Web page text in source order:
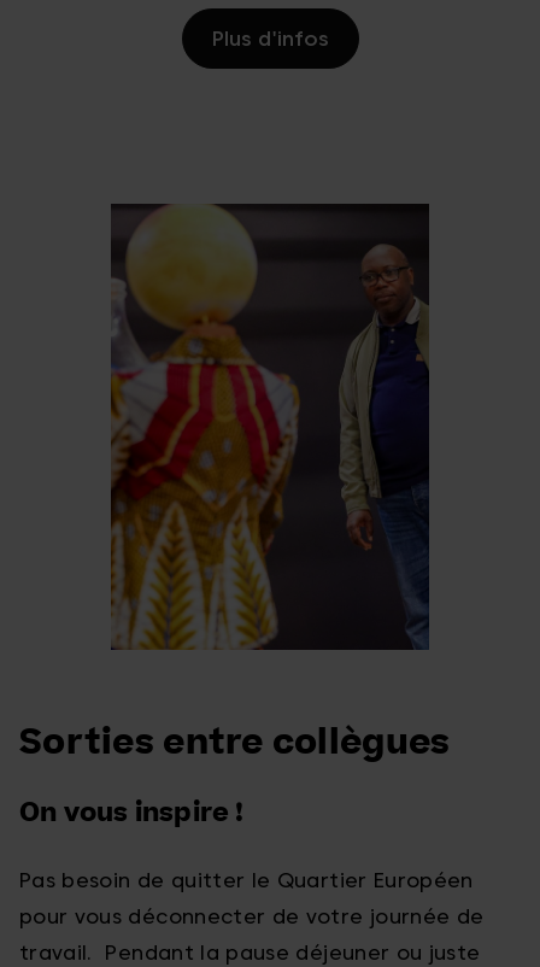
Plus d'infos
Sorties entre collègues
On vous inspire !
Pas besoin de quitter le Quartier Européen
pour vous déconnecter de votre journée de
travail. Pendant la pause déjeuner ou juste